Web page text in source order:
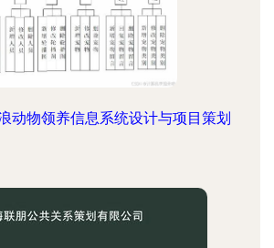
动物领养信息系统设计与项目策划